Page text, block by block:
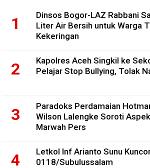
Dinsos Bogor-LAZ Rabbani
Liter Air Bersih untuk Warga
Kekeringan
Kapolres Aceh Singkil ke
Pelajar Stop Bullying, Tolak
Paradoks Perdamaian
Wilson Lalengke Soroti
Marwah Pers
Letkol Inf Arianto Sunu
0118/Subulussalam